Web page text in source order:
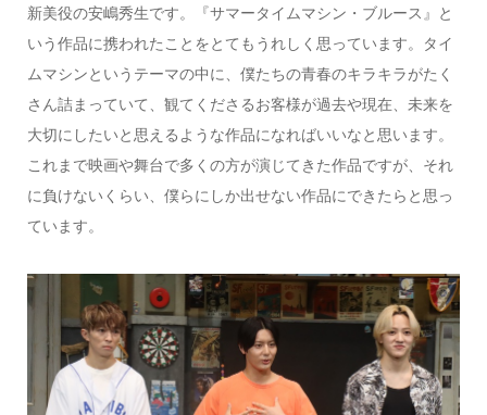
新美役の安嶋秀生です。『サマータイムマシン・ブルース』と
いう作品に携われたことをとてもうれしく思っています。タイ
ムマシンというテーマの中に、僕たちの青春のキラキラがたく
さん詰まっていて、観てくださるお客様が過去や現在、未来を
大切にしたいと思えるような作品になればいいなと思います。
これまで映画や舞台で多くの方が演じてきた作品ですが、それ
に負けないくらい、僕らにしか出せない作品にできたらと思っ
ています。